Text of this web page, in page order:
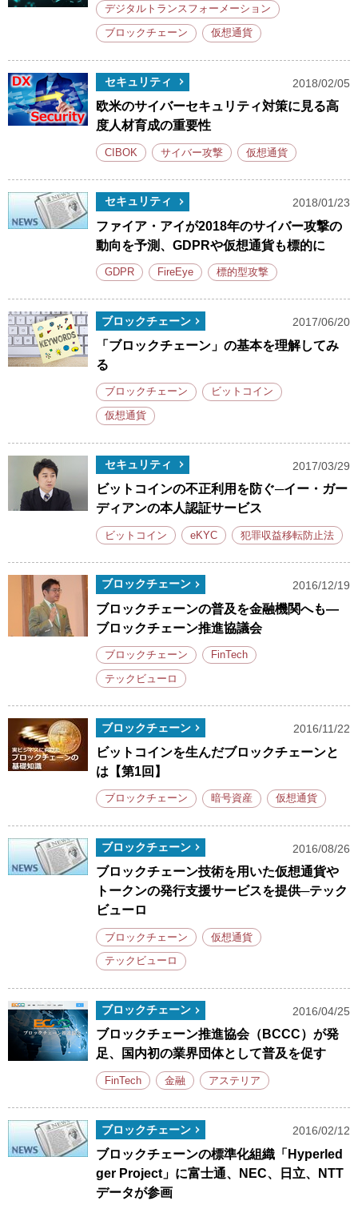
デジタルトランスフォーメーション
ブロックチェーン 仮想通貨
セキュリティ 2018/02/05
欧米のサイバーセキュリティ対策に見る高
度人材育成の重要性
CIBOK サイバー攻撃 仮想通貨
セキュリティ 2018/01/23
ファイア・アイが2018年のサイバー攻撃の
動向を予測、GDPRや仮想通貨も標的に
GDPR FireEye 標的型攻撃
ブロックチェーン 2017/06/20
「ブロックチェーン」の基本を理解してみ
る
ブロックチェーン ビットコイン
仮想通貨
セキュリティ 2017/03/29
ビットコインの不正利用を防ぐ─イー・ガー
ディアンの本人認証サービス
ビットコイン eKYC 犯罪収益移転防止法
ブロックチェーン 2016/12/19
ブロックチェーンの普及を金融機関へも―
ブロックチェーン推進協議会
ブロックチェーン FinTech
テックビューロ
ブロックチェーン 2016/11/22
ビットコインを生んだブロックチェーンと
は【第1回】
ブロックチェーン 暗号資産 仮想通貨
ブロックチェーン 2016/08/26
ブロックチェーン技術を用いた仮想通貨や
トークンの発行支援サービスを提供─テック
ビューロ
ブロックチェーン 仮想通貨
テックビューロ
ブロックチェーン 2016/04/25
ブロックチェーン推進協会（BCCC）が発
足、国内初の業界団体として普及を促す
FinTech 金融 アステリア
ブロックチェーン 2016/02/12
ブロックチェーンの標準化組織「Hyperled
ger Project」に富士通、NEC、日立、NTT
データが参画